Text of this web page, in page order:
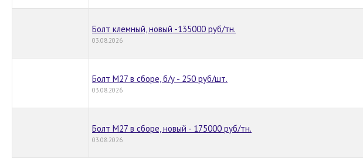
Болт клемный, новый -135000 руб/тн.
03.08.2026
Болт М27 в сборе, б/у - 250 руб/шт.
03.08.2026
Болт М27 в сборе, новый - 175000 руб/тн.
03.08.2026